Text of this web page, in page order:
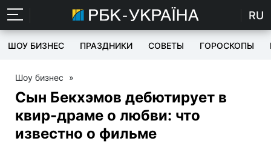
RU
ШОУ БИЗНЕС ПРАЗДНИКИ СОВЕТЫ ГОРОСКОПЫ
Шоу бизнес »
Сын Бекхэмов дебютирует в
квир-драме о любви: что
известно о фильме